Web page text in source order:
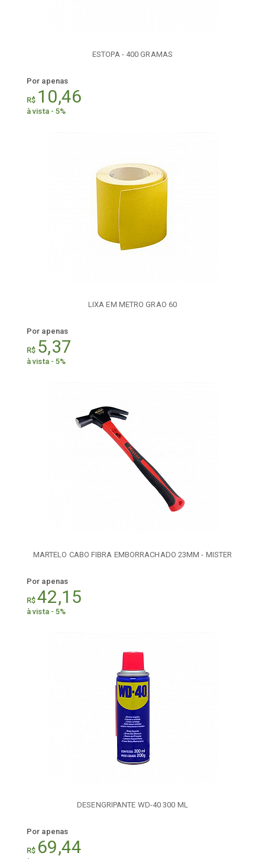
ESTOPA - 400 GRAMAS
Por apenas
R$ 10,46
à vista - 5%
LIXA EM METRO GRAO 60
Por apenas
R$ 5,37
à vista - 5%
MARTELO CABO FIBRA EMBORRACHADO 23MM - MISTER
Por apenas
R$42,15
à vista - 5%
DESENGRIPANTE WD-40 300 ML
Por apenas
R$ 69,44